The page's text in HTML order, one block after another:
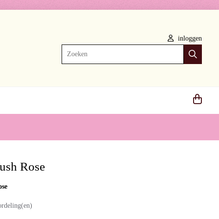
inloggen
Rose